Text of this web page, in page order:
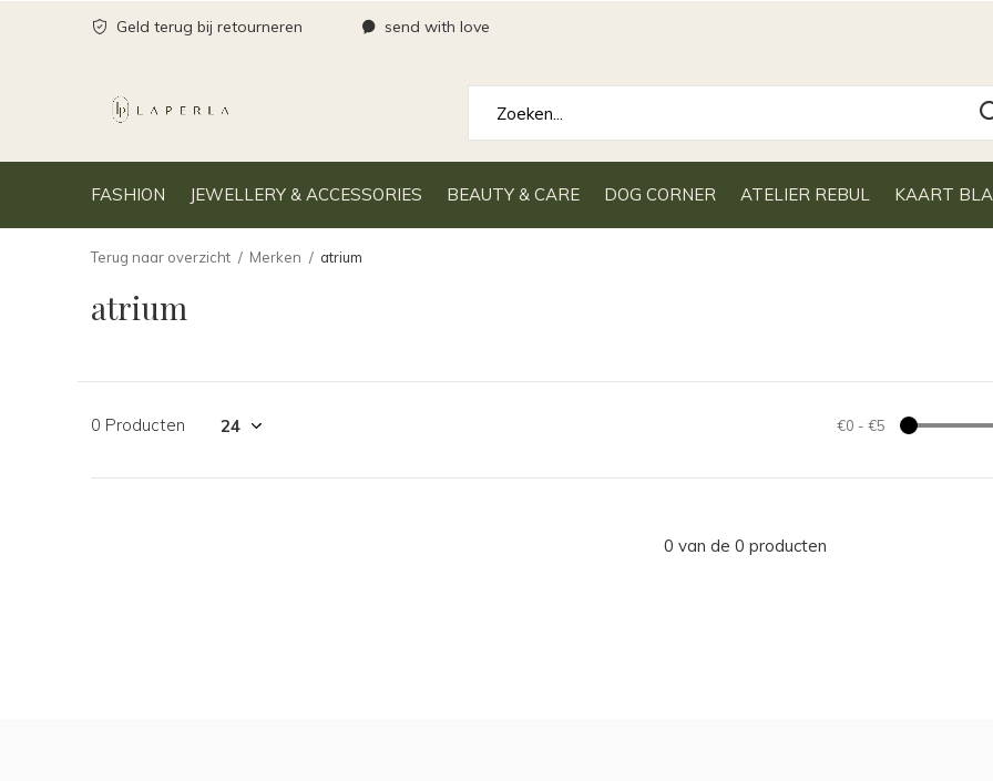
FASHION JEWELLERY & ACCESSORIES BEAUTY & CARE DOG CORNER ATELIER REBUL KAART
Geld terug bij retourneren send with love
Terug naar overzicht Merken atrium
atrium
0 Producten €0 - €5
0 van de 0 producten